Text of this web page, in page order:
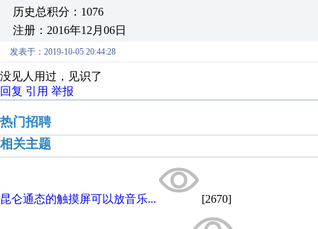
历史总积分：1076
注册：2016年12月06日
发表于：2019-10-05 20:44:28
没见人用过，见识了
回复 引用 举报
热门招聘
相关主题
昆仑通态的触摸屏可以放音乐... [2670]